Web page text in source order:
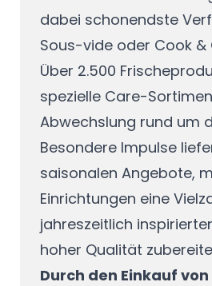
dabei schonendste
Sous-vide oder Cook &
Über 2.500
spezielle Care-
Abwechslung rund um
Besondere Impulse
saisonalen Angebote,
Einrichtungen eine
jahreszeitlich
hoher Qualität
Durch den Einkauf